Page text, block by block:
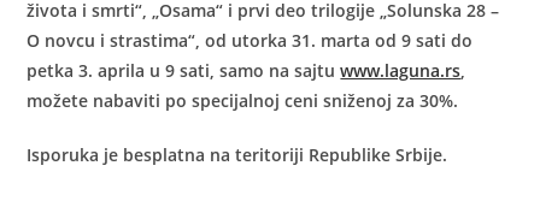
života i smrti“, „Osama“ i prvi deo trilogije „Solunska 28 –
O novcu i strastima“, od utorka 31. marta od 9 sati do
petka 3. aprila u 9 sati, samo na sajtuwww.laguna.rs
možete nabaviti po specijalnoj ceni sniženoj za 30%.
Isporuka je besplatna na teritoriji Republike Srbije.